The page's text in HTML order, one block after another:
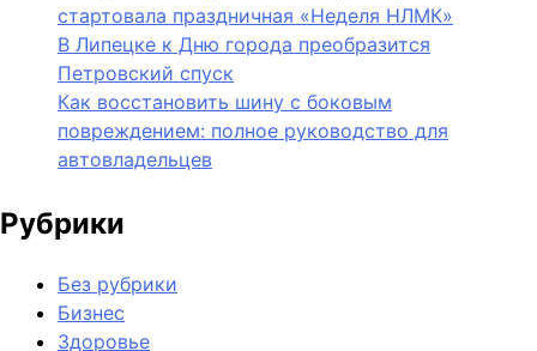
стартовала праздничная «Неделя НЛМК»
В Липецке к Дню города преобразится
Петровский спуск
Как восстановить шину с боковым
повреждением: полное руководство для
автовладельцев
Рубрики
Без рубрики
Бизнес
Здоровье